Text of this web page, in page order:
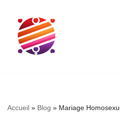
Aller
contenu
Accueil » Blog » Mariage